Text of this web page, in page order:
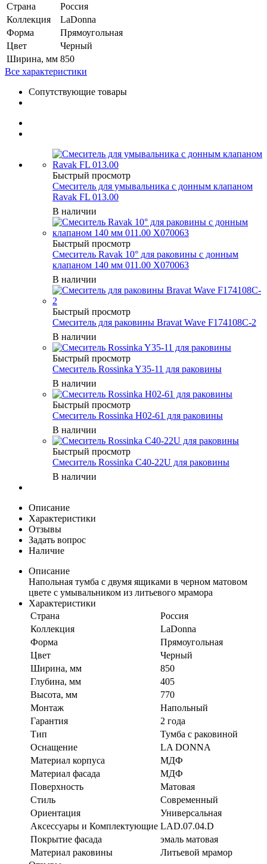
Страна
Россия
Коллекция
LaDonna
Форма
Прямоугольная
Цвет
Черный
Ширина, мм 850
Все характеристики
Сопутствующие товары
Быстрый просмотр
Смеситель для умывальника с донным клапаном
Ravak FL 013.00
В наличии
Быстрый просмотр
Смеситель Ravak 10° для раковины с донным
клапаном 140 мм 011.00 X070063
В наличии
Быстрый просмотр
Смеситель для раковины Bravat Wave F174108C-2
В наличии
Быстрый просмотр
Смеситель Rossinka Y35-11 для раковины
В наличии
Быстрый просмотр
Смеситель Rossinka H02-61 для раковины
В наличии
Быстрый просмотр
Смеситель Rossinka C40-22U для раковины
В наличии
Описание
Характеристики
Отзывы
Задать вопрос
Наличие
Описание
Напольная тумба с двумя ящиками в черном матовом
цвете с умывальником из литьевого мрамора
Характеристики
Страна
Россия
Коллекция
LaDonna
Форма
Прямоугольная
Цвет
Черный
Ширина, мм
850
Глубина, мм
405
Высота, мм
770
Монтаж
Напольный
Гарантия
2 года
Тип
Тумба с раковиной
Оснащение
LA DONNA
Материал корпуса
МДФ
Материал фасада
МДФ
Поверхность
Матовая
Стиль
Современный
Ориентация
Универсальная
Аксессуары и Комплектующие LAD.07.04.D
Покрытие фасада
эмаль матовая
Материал раковины
Литьевой мрамор